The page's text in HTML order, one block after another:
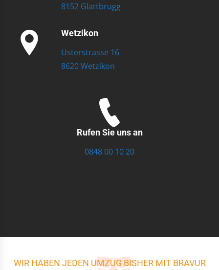
8152 Glattbrugg
Wetzikon
Usterstrasse 16
8620 Wetzikon
Rufen Sie uns an
0848 00 10 20
WIR HABEN JEDEN UMZUG BISHER MIT BRAVUR